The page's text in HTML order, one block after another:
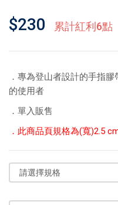
$230 累計紅利6點
．專為登山者設計的手指
的使用者
．單入販售
．此商品頁規格為(寬)2.5